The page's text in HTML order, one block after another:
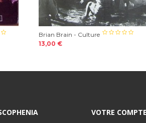
Brian Brain - Culture
13,00 €
VOTRE COMPTE